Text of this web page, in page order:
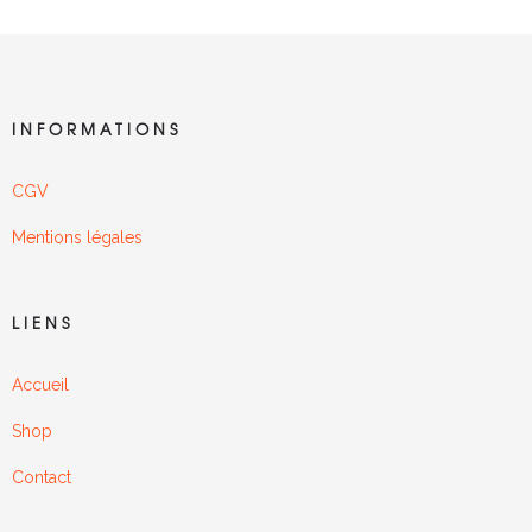
INFORMATIONS
CGV
Mentions légales
LIENS
Accueil
Shop
Contact